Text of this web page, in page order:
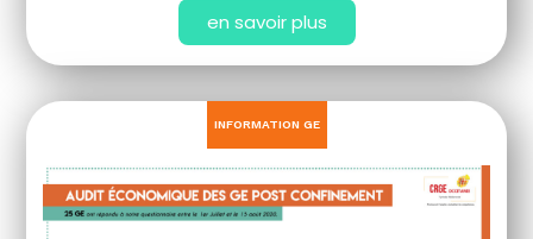
en savoir plus
INFORMATION GE